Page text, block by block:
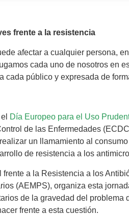
frente a la resistencia
afectar a cualquier persona,
cada uno de nosotros en
cada público y expresada de
Día Europeo para el Uso
de las Enfermedades
un llamamiento al
de resistencia a los
a la Resistencia a los
(AEMPS), organiza esta
de la gravedad del
frente a esta cuestión.